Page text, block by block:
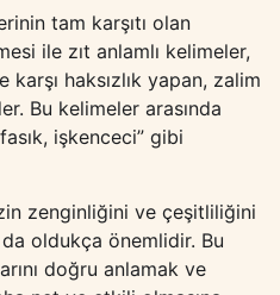
tam karşıtı olan
ile zıt anlamlı kelimeler,
haksızlık yapan, zalim
Bu kelimeler arasında
işkenceci” gibi
zenginliğini ve çeşitliliğini
da oldukça önemlidir. Bu
doğru anlamak ve